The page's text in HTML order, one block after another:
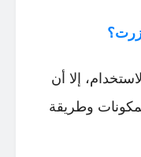
إلا أن
وطريقة